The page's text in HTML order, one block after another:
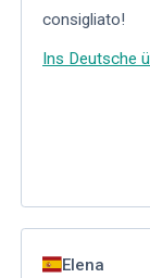
consigliato!
Ins Deutsche
Elena